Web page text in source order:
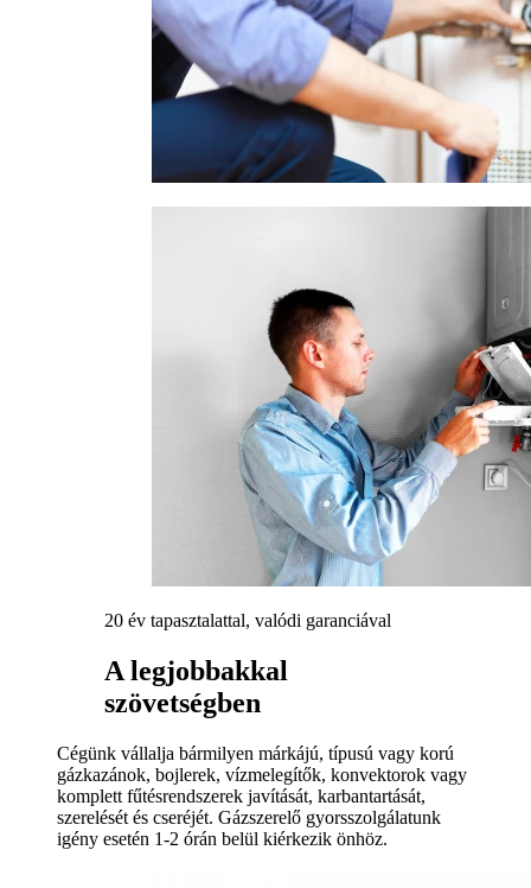
20 év tapasztalattal, valódi garanciával
A legjobbakkal
szövetségben
Cégünk vállalja bármilyen márkájú, típusú vagy korú
gázkazánok, bojlerek, vízmelegítők, konvektorok vagy
komplett fűtésrendszerek javítását, karbantartását,
szerelését és cseréjét. Gázszerelő gyorsszolgálatunk
igény esetén 1-2 órán belül kiérkezik önhöz.